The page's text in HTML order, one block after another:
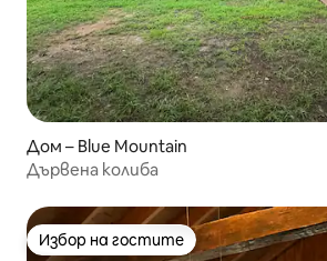
Дом – Blue Mountain
Дървена колиба
Избор на гостите
Избор на гостите